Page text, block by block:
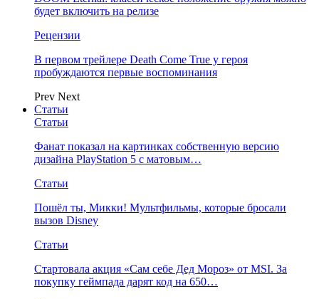
будет включить на релизе
Рецензии
В первом трейлере Death Come True у героя
пробуждаются первые воспоминания
Prev Next
Статьи
Статьи
Фанат показал на картинках собственную версию
дизайна PlayStation 5 с матовым…
Статьи
Пошёл ты, Микки! Мультфильмы, которые бросали
вызов Disney
Статьи
Стартовала акция «Сам себе Дед Мороз» от MSI. За
покупку геймпада дарят код на 650…